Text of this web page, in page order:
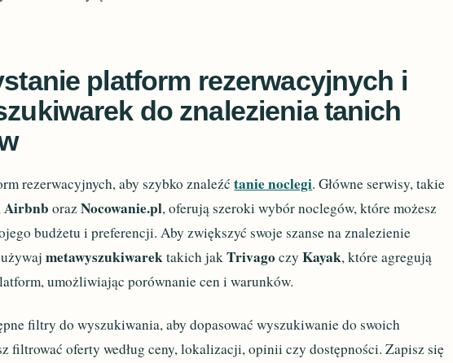
platform rezerwacyjnych i
do znalezienia tanich
rezerwacyjnych, aby szybko znaleźćtanie noclegi. Główne serwisy, takie
Airbnb orazNocowanie.pl, oferują szeroki wybór noclegów, które możesz
budżetu i preferencji. Aby zwiększyć swoje szanse na znalezienie
używajmetawyszukiwarektakich jakTrivagoczyKayak, które agregują
umożliwiając porównanie cen i warunków.
filtry do wyszukiwania, aby dopasować wyszukiwanie do swoich
filtrować oferty według ceny, lokalizacji, opinii czy dostępności. Zapisz się